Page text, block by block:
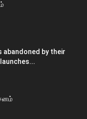
by their